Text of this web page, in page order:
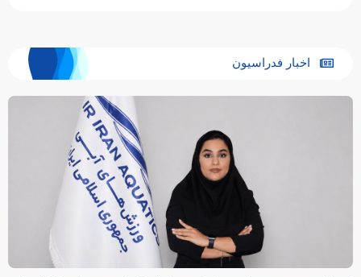
اخبار فدراسیون